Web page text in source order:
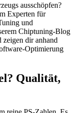
ausschöpfen?
Experten für
und
Chiptuning-Blog
dir anhand
Optimierung
Qualität,